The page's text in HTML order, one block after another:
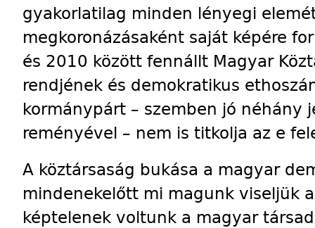
gyakorlatilag minden lényegi
megkoronázásaként saját képére
és 2010 között fennállt Magyar
rendjének és demokratikus
kormánypárt – szemben jó néhány
reményével – nem is titkolja az e
A köztársaság bukása a magyar
mindenekelőtt mi magunk viseljük
képtelenek voltunk a magyar